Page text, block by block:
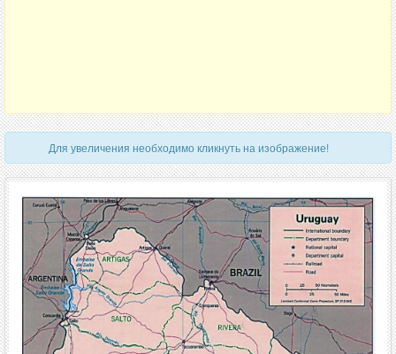
Для увеличения необходимо кликнуть на изображение!